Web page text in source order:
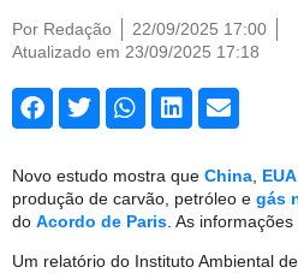
Por Redação
22/09/2025 17:00
Atualizado em 23/09/2025 17:18
Novo estudo mostra que China EUA
produção de carvão, petróleo e gás
do Acordo de Paris . As
Um relatório do Instituto Ambiental